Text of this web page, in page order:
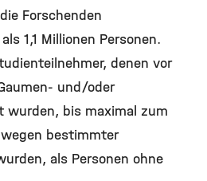
Forschenden
1,1 Millionen Personen.
denen vor
und/oder
wurden, bis maximal zum
bestimmter
als Personen ohne